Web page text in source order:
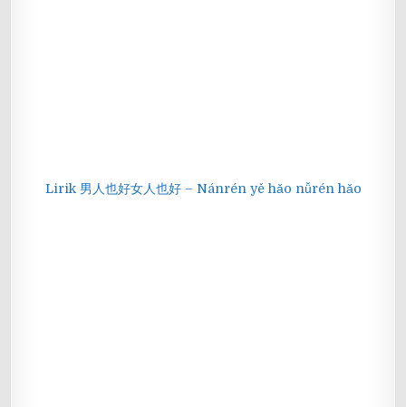
Lirik 男人也好女人也好 – Nánrén yě hǎo nǚrén hǎo